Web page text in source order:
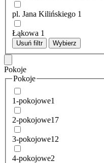
pl. Jana Kilińskiego 1
Łąkowa 1
Usuń filtr Wybierz
Pokoje
Pokoje
1-pokojowe1
2-pokojowe17
3-pokojowe12
4-pokojowe2